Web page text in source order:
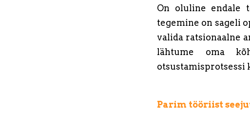
On oluline endale
tegemine on sageli
valida ratsionaalne
lähtume oma
otsustamisprotsessi
Parim tööriist